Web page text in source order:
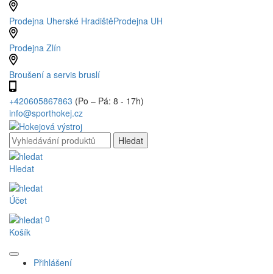
Prodejna Uherské HradištěProdejna UH
Prodejna Zlín
Broušení a servis bruslí
+420605867863 (Po – Pá: 8 - 17h)
info@sporthokej.cz
Hledat
Účet
0
Košík
Přihlášení